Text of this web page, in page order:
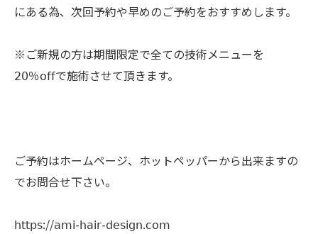
にある為、次回予約や早めのご予約をおすすめします。
※ご新規の方は期間限定で全ての技術メニューを
𝟤𝟢％𝗈𝖿𝖿で施術させて頂きます。
ご予約はホームページ、ホットペッパーから出来ますの
でお問合せ下さい。
𝗁𝗍𝗍𝗉𝗌://𝖺𝗆𝗂-𝗁𝖺𝗂𝗋-𝖽𝖾𝗌𝗂𝗀𝗇.𝖼𝗈𝗆